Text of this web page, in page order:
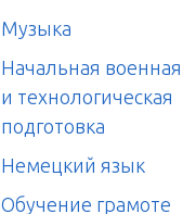
Музыка
Начальная военная
и технологическая
подготовка
Немецкий язык
Обучение грамоте